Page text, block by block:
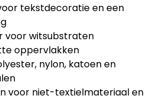
en buiten
en accessoires
tekstdecoratie en een
voor witsubstraten
oppervlakken
nylon, katoen en
voor niet-textielmateriaal en